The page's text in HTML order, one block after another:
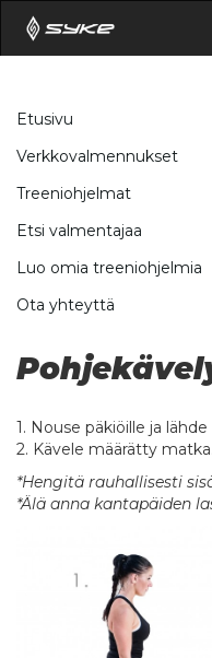
Etusivu
Verkkovalmennukset
Treeniohjelmat
Etsi valmentajaa
Luo omia treeniohjelmia
Ota yhteyttä
1. Nouse päkiöille ja
2. Kävele määrätty matka.
*Hengitä rauhallisesti
*Älä anna kantapäiden